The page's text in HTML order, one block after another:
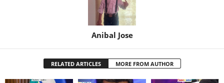
Anibal Jose
RELATED ARTICLES MORE FROM AUTHOR